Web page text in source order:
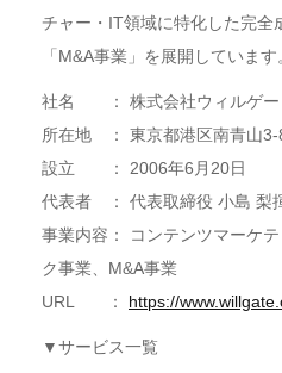
チャー・IT領域に特化した完全
「M&A事業」を展開しています
社名 ： 株式会社ウィルゲー
所在地 ： 東京都港区南青山3-
設立 ： 2006年6月20日
代表者 ： 代表取締役 小島 梨
事業内容： コンテンツマーケ
ク事業、M&A事業
URL ： https://
▼サービス一覧